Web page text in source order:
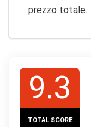
prezzo totale.
9.3
TOTAL SCORE